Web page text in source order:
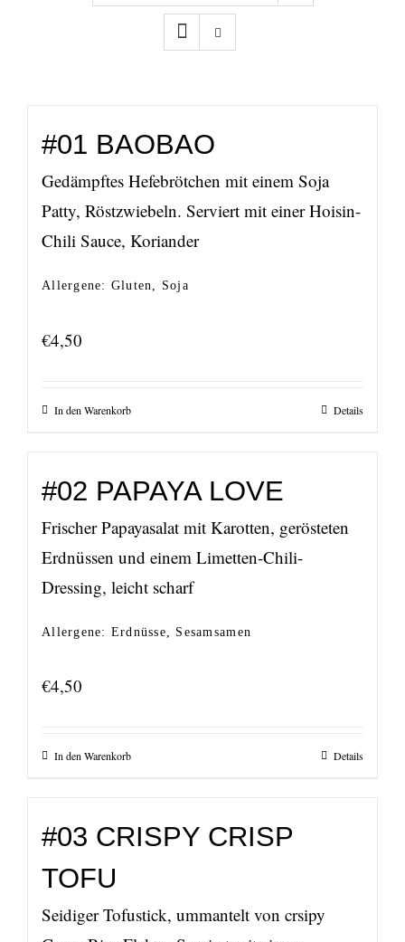
#01 BAOBAO
Gedämpftes Hefebrötchen mit einem Soja
Patty, Röstzwiebeln. Serviert mit einer Hoisin-
Chili Sauce, Koriander
Allergene: Gluten, Soja
€4,50
In den Warenkorb Details
#02 PAPAYA LOVE
Frischer Papayasalat mit Karotten, gerösteten
Erdnüssen und einem Limetten-Chili-
Dressing, leicht scharf
Allergene: Erdnüsse, Sesamsamen
€4,50
In den Warenkorb Details
#03 CRISPY CRISP
TOFU
Seidiger Tofustick, ummantelt von crsipy